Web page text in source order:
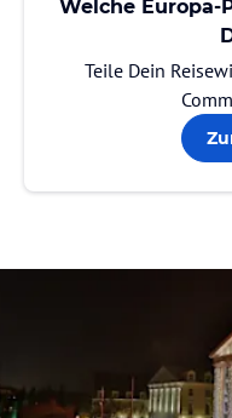
Welche
Teile Dein